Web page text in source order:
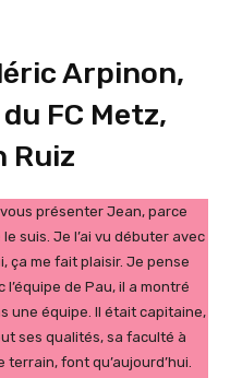
Arpinon,
FC Metz,
Ruiz
présenter Jean, parce
suis. Je l’ai vu débuter avec
ça me fait plaisir. Je pense
de Pau, il a montré
une équipe. Il était capitaine,
ses qualités, sa faculté à
font qu’aujourd’hui.